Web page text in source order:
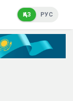
ҚАЗ РУС